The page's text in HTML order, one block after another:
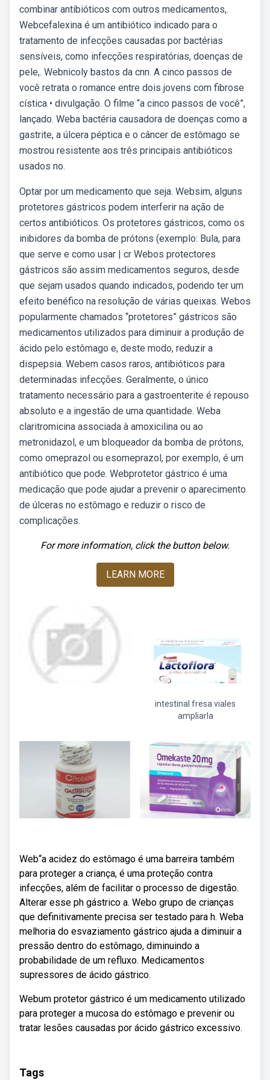
combinar antibióticos com outros medicamentos,.
Webcefalexina é um antibiótico indicado para o
tratamento de infecções causadas por bactérias
sensíveis, como infecções respiratórias, doenças de
pele,. Webnicoly bastos da cnn. A cinco passos de
você retrata o romance entre dois jovens com fibrose
cística • divulgação. O filme “a cinco passos de você”,
lançado. Weba bactéria causadora de doenças como a
gastrite, a úlcera péptica e o câncer de estômago se
mostrou resistente aos três principais antibióticos
usados no.
Optar por um medicamento que seja. Websim, alguns
protetores gástricos podem interferir na ação de
certos antibióticos. Os protetores gástricos, como os
inibidores da bomba de prótons (exemplo: Bula, para
que serve e como usar | cr Webos protectores
gástricos são assim medicamentos seguros, desde
que sejam usados quando indicados, podendo ter um
efeito benéfico na resolução de várias queixas. Webos
popularmente chamados “protetores” gástricos são
medicamentos utilizados para diminuir a produção de
ácido pelo estômago e, deste modo, reduzir a
dispepsia. Webem casos raros, antibióticos para
determinadas infecções. Geralmente, o único
tratamento necessário para a gastroenterite é repouso
absoluto e a ingestão de uma quantidade. Weba
claritromicina associada à amoxicilina ou ao
metronidazol, e um bloqueador da bomba de prótons,
como omeprazol ou esomeprazol, por exemplo, é um
antibiótico que pode. Webprotetor gástrico é uma
medicação que pode ajudar a prevenir o aparecimento
de úlceras no estômago e reduzir o risco de
complicações.
For more information, click the button below.
LEARN MORE
intestinal fresa viales
ampliarla
Web“a acidez do estômago é uma barreira também
para proteger a criança, é uma proteção contra
infecções, além de facilitar o processo de digestão.
Alterar esse ph gástrico a. Webo grupo de crianças
que definitivamente precisa ser testado para h. Weba
melhoria do esvaziamento gástrico ajuda a diminuir a
pressão dentro do estômago, diminuindo a
probabilidade de um refluxo. Medicamentos
supressores de ácido gástrico.
Webum protetor gástrico é um medicamento utilizado
para proteger a mucosa do estômago e prevenir ou
tratar lesões causadas por ácido gástrico excessivo.
Tags